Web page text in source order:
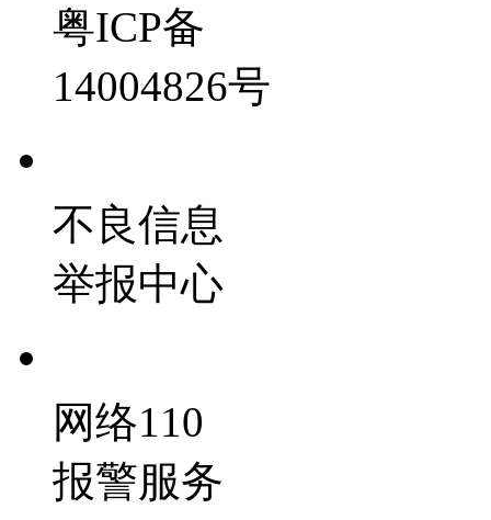
粤ICP备
14004826号
不良信息
举报中心
网络110
报警服务